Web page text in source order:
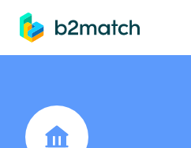
springen